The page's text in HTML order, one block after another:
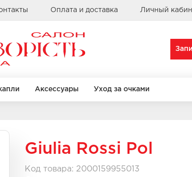
Оплата и доставка Личный
КВАДРАТНЫЕ ПРЯМОУГОЛЬНЫЕ
КВАДРАТНЫЕ ПРЯМОУГОЛЬНЫЕ
Аксессуары Уход за очками
Giulia Rossi Pol
Код товара: 2000159955013